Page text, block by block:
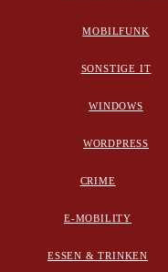
MOBILFUNK
SONSTIGE IT
WINDOWS
WORDPRESS
CRIME
E-MOBILITY
ESSEN & TRINKEN